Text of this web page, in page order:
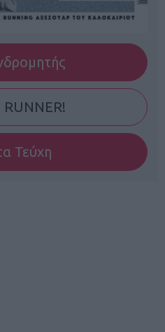
RUNNER!
Τεύχη